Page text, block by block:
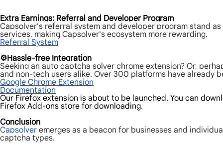
Extra Earnings: Referral and Developer Program
Capsolver's referral system and developer program stand
services, making Capsolver's ecosystem more rewarding.
Referral System
⚙️Hassle-free Integration
Seeking an auto captcha solver chrome extension? Or,
and non-tech users alike. Over 300 platforms have already
Google Chrome Extension
Documentation
Our Firefox extension is about to be launched. You can
Firefox Add-ons store for downloading.
Conclusion
Capsolver emerges as a beacon for businesses and
captcha types.